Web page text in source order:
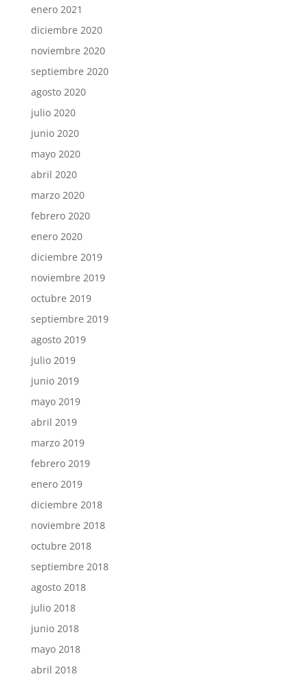
enero 2021
diciembre 2020
noviembre 2020
septiembre 2020
agosto 2020
julio 2020
junio 2020
mayo 2020
abril 2020
marzo 2020
febrero 2020
enero 2020
diciembre 2019
noviembre 2019
octubre 2019
septiembre 2019
agosto 2019
julio 2019
junio 2019
mayo 2019
abril 2019
marzo 2019
febrero 2019
enero 2019
diciembre 2018
noviembre 2018
octubre 2018
septiembre 2018
agosto 2018
julio 2018
junio 2018
mayo 2018
abril 2018